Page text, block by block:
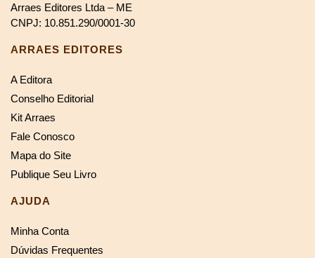
Arraes Editores Ltda – ME
CNPJ: 10.851.290/0001-30
ARRAES EDITORES
A Editora
Conselho Editorial
Kit Arraes
Fale Conosco
Mapa do Site
Publique Seu Livro
AJUDA
Minha Conta
Dúvidas Frequentes